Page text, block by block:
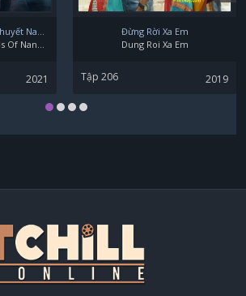
2021
Đừng Rời Xa Em
Dung Roi Xa Em
Tập 206 2019